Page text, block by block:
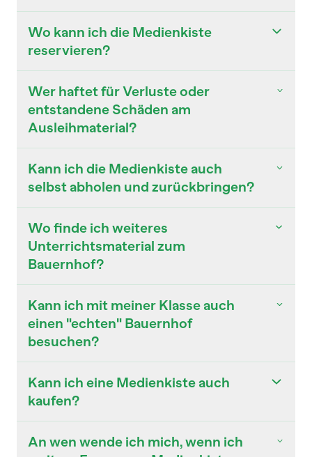
Wo kann ich die Medienkiste
reservieren?
Wer haftet für Verluste oder
entstandene Schäden am
Ausleihmaterial?
Kann ich die Medienkiste auch
selbst abholen und zurückbringen?
Wo finde ich weiteres
Unterrichtsmaterial zum
Bauernhof?
Kann ich mit meiner Klasse auch
einen "echten" Bauernhof
besuchen?
Kann ich eine Medienkiste auch
kaufen?
An wen wende ich mich, wenn ich